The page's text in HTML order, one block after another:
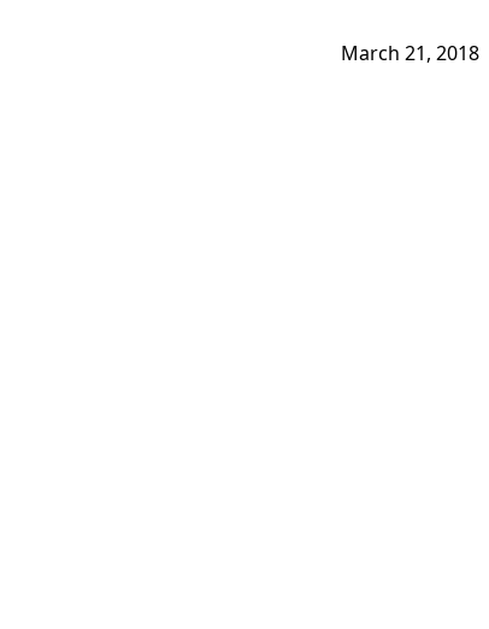
March 21, 2018